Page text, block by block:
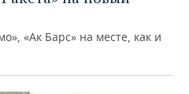
«Ак Барс» на месте, как и